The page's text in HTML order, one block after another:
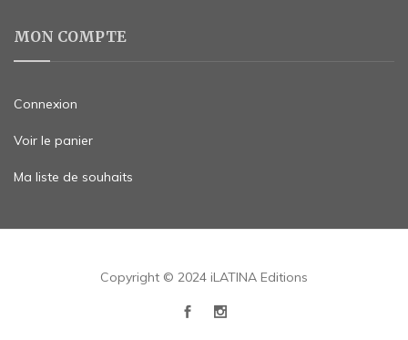
MON COMPTE
Connexion
Voir le panier
Ma liste de souhaits
Copyright © 2024 iLATINA Editions